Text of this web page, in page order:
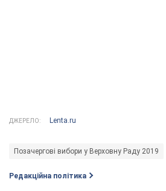
ДЖЕРЕЛО: Lenta.ru
Позачергові вибори у Верховну Раду 2019
Редакційна політика